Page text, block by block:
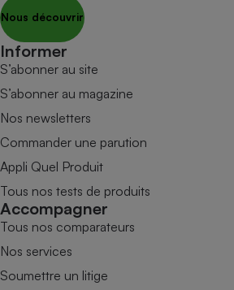
Nous découvrir
Informer
S’abonner au site
S’abonner au magazine
Nos newsletters
Commander une parution
Appli Quel Produit
Tous nos tests de produits
Accompagner
Tous nos comparateurs
Nos services
Soumettre un litige